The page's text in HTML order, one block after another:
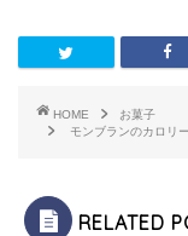
HOME
お菓子
モンブランのカロリ
RELATED